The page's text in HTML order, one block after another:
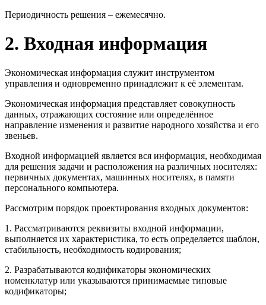
Периодичность решения – ежемесячно.
2. Входная информация
Экономическая информация служит инструментом
управления и одновременно принадлежит к её элементам.
Экономическая информация представляет совокупность
данных, отражающих состояние или определённое
направление изменения и развитие народного хозяйства и его
звеньев.
Входной информацией является вся информация, необходимая
для решения задачи и расположения на различных носителях:
первичных документах, машинных носителях, в памяти
персонального компьютера.
Рассмотрим порядок проектирования входных документов:
1. Рассматриваются реквизиты входной информации,
выполняется их характеристика, то есть определяется шаблон,
стабильность, необходимость кодирования;
2. Разрабатываются кодификаторы экономических
номенклатур или указываются принимаемые типовые
кодификаторы;